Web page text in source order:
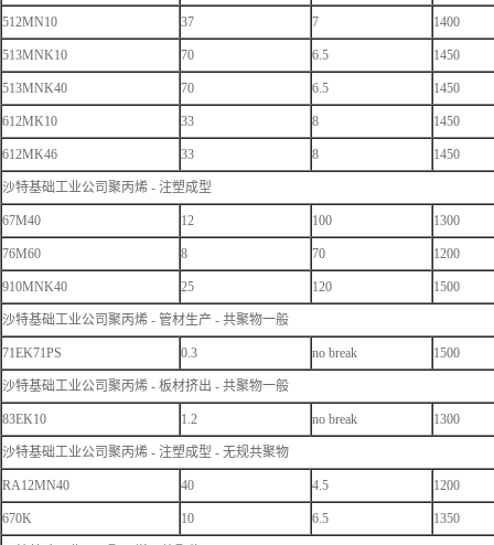
512MN10 37 7 1400
513MNK10 70 6.5 1450
513MNK40 70 6.5 1450
612MK10 33 8 1450
612MK46 33 8 1450
沙特基础工业公司聚丙烯 - 注塑成型
67M40 12 100 1300
76M60 8 70 1200
910MNK40 25 120 1500
沙特基础工业公司聚丙烯 - 管材生产 - 共聚物一般
71EK71PS 0.3 no break 1500
沙特基础工业公司聚丙烯 - 板材挤出 - 共聚物一般
83EK10 1.2 no break 1300
沙特基础工业公司聚丙烯 - 注塑成型 - 无规共聚物
RA12MN40 40 4.5 1200
670K 10 6.5 1350